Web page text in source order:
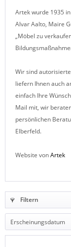
Artek wurde 1935
Alvar Aalto, Maire
„Möbel zu
Wir sind
liefern Ihnen auch
einfach Ihre
Mail mit, wir
persönlichen
Elberfeld.
Website vonArtek
Filtern